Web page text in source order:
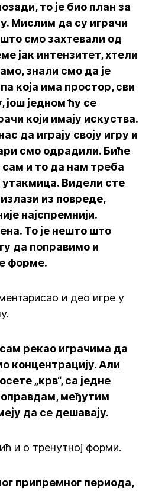
то је био план за
Мислим да су играчи
смо захтевали од
јак интензитет, хтели
знали смо да је
која има простор, сви
још једном ћу се
који имају искуства.
да играју своју игру и
смо одрадили. Биће
сам и то да нам треба
Видели сте
из повреде,
најспремнији.
То је нешто што
да поправимо и
форме.
и део игре у
рекао играчима да
концентрацију. Али
„крв“, са једне
међутим
да се дешавају.
и о тренутној форми.
припремног периода,